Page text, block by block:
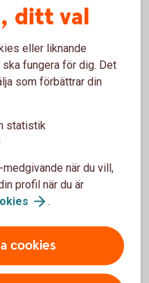
minskas av en
ränterisk i ett
vid ett framtida datum
ditt val
eller liknande
fungera för dig. Det
som förbättrar din
statistik
när du vill,
profil när du är
.
cookies